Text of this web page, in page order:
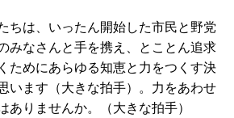
ちは、いったん開始した市民と野党
みなさんと手を携え、とことん追求
ためにあらゆる知恵と力をつくす決
います（大きな拍手）。力をあわせ
ありませんか。（大きな拍手）